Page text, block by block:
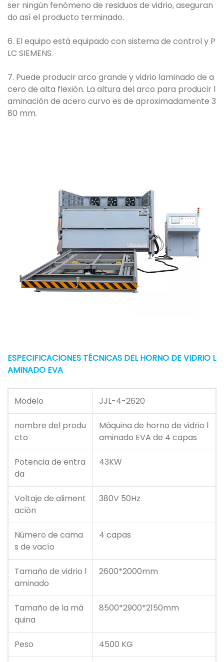
ser ningún fenómeno de residuos de vidrio, aseguran
do así el producto terminado.
6. El equipo está equipado con sistema de control y P
LC SIEMENS.
7. Puede producir arco grande y vidrio laminado de a
cero de alta flexión. La altura del arco para producir l
aminación de acero curvo es de aproximadamente 3
80 mm.
ESPECIFICACIONES TÉCNICAS DEL HORNO DE VIDRIO L
AMINADO EVA
Modelo JJL-4-2620
nombre del produ
cto
Máquina de horno de vidrio l
aminado EVA de 4 capas
Potencia de entra
da
43KW
Voltaje de aliment
ación
380V 50Hz
Número de cama
s de vacío
4 capas
Tamaño de vidrio l
aminado
2600*2000mm
Tamaño de la má
quina
8500*2900*2150mm
Peso 4500 KG